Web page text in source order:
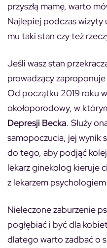
przyszłą mamę, warto
Najlepiej podczas wizyty
mu taki stan czy też
Jeśli wasz stan
prowadzący
Od początku 2019 roku
okołoporodowy, w
Depresji Becka. Służy
samopoczucia, jej wynik
do tego, aby podjąć
lekarz ginekolog kieruje
z lekarzem
Nieleczone zaburzenie
pogłębiać i być dla
dlatego warto zadbać o